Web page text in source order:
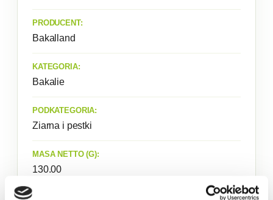
PRODUCENT:
Bakalland
KATEGORIA:
Bakalie
PODKATEGORIA:
Ziarna i pestki
MASA NETTO (G):
130.00